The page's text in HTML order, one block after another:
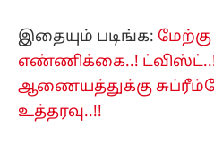
இதையும் படிங்க:
எண்ணிக்கை..!
ஆணையத்துக்கு
உத்தரவு..!!